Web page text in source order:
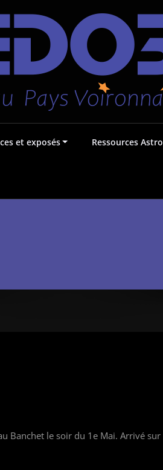
et exposés Ressources Astro
Banchet le soir du 1e Mai. Arrivé sur